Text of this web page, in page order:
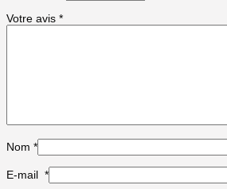
Votre avis *
Nom *
E-mail *